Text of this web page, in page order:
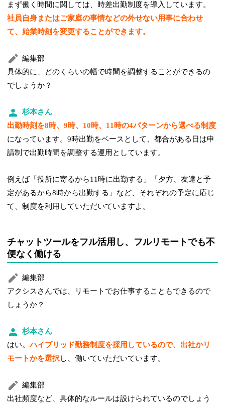
まず働く時間に関しては、時差出勤制度を導入しています。
社員自身またはご家庭の事情などの外せない用事に合わせ
て、始業時刻を変更することができます。
編集部
具体的に、どのくらいの幅で時間を調整することができるの
でしょうか？
杉本さん
出勤時刻を8時、9時、10時、11時の4パターンから選べる制度
になっています。9時出勤をベースとして、都合がある日は申
請制で出勤時間を調整する運用としています。
例えば「役所に寄るから11時に出勤する」「夕方、友達と予
定があるから8時から出勤する」など、それぞれの予定に応じ
て、制度を利用していただいていますよ。
チャットツールをフル活用し、フルリモートでも不
便なく働ける
編集部
アクシスさんでは、リモートでお仕事することもできるので
しょうか？
杉本さん
はい。ハイブリッド勤務制度を採用しているので、出社かリ
モートかを選択 し、働いていただいています。
編集部
出社頻度など、具体的なルールは設けられているのでしょう